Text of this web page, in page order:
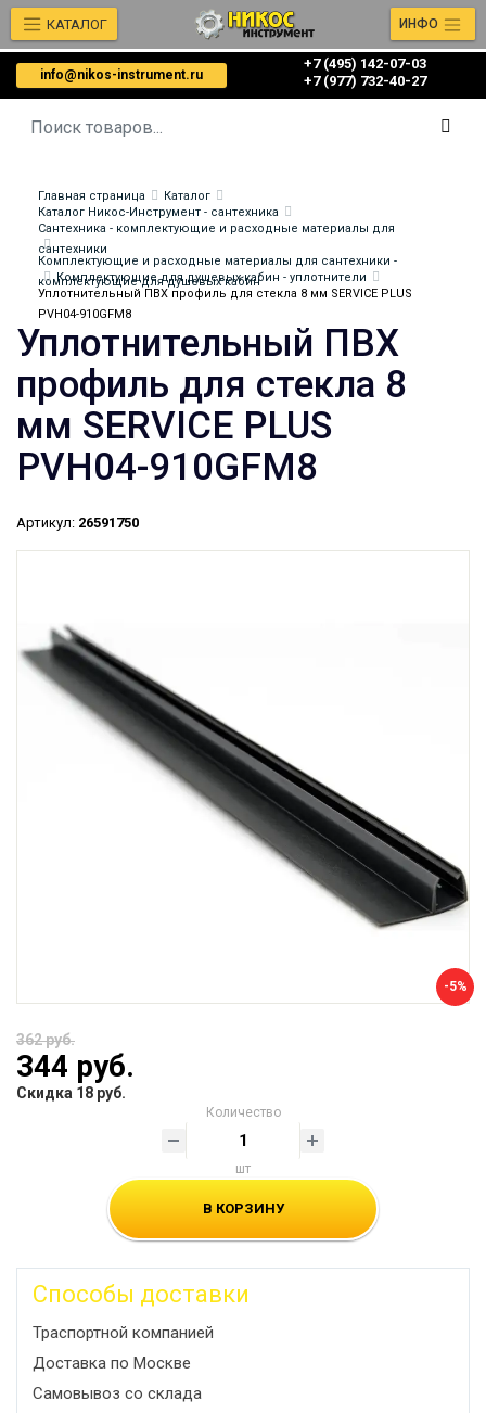
info@nikos-instrument.ru
+7 (495) 142-07-03
‎‎+7 (977) 732-40-27
КАТАЛОГ ИНФО
Главная страница
Каталог
Каталог Никос-Инструмент - сантехника
Сантехника - комплектующие и расходные материалы для
сантехники
Комплектующие и расходные материалы для сантехники -
комплектующие для душевых кабин
Комплектующие для душевых кабин - уплотнители
Уплотнительный ПВХ профиль для стекла 8 мм SERVICE PLUS
PVH04-910GFM8
Уплотнительный ПВХ
профиль для стекла 8
мм SERVICE PLUS
PVH04-910GFM8
Артикул: 26591750
-5%
362 руб.
344 руб.
Скидка 18 руб.
Количество
шт
В КОРЗИНУ
Способы доставки
Траспортной компанией
Доставка по Москве
Самовывоз со склада